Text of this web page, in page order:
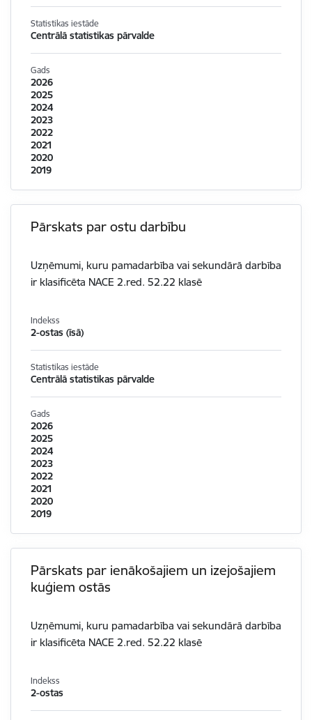
Statistikas iestāde
Centrālā statistikas pārvalde
Gads
2026
2025
2024
2023
2022
2021
2020
2019
Pārskats par ostu darbību
Uzņēmumi, kuru pamadarbība vai sekundārā darbība
ir klasificēta NACE 2.red. 52.22 klasē
Indekss
2-ostas (īsā)
Statistikas iestāde
Centrālā statistikas pārvalde
Gads
2026
2025
2024
2023
2022
2021
2020
2019
Pārskats par ienākošajiem un izejošajiem
kuģiem ostās
Uzņēmumi, kuru pamadarbība vai sekundārā darbība
ir klasificēta NACE 2.red. 52.22 klasē
Indekss
2-ostas